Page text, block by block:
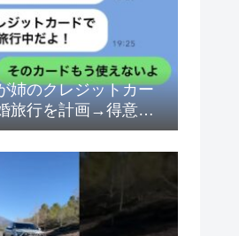
姉のクレジットカー
旅行を計画→得意げ
は解約したから」と
が…ｗ